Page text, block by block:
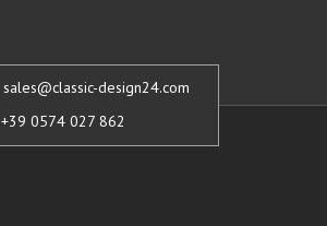
sales@classic-design24.com
+39 0574 027 862